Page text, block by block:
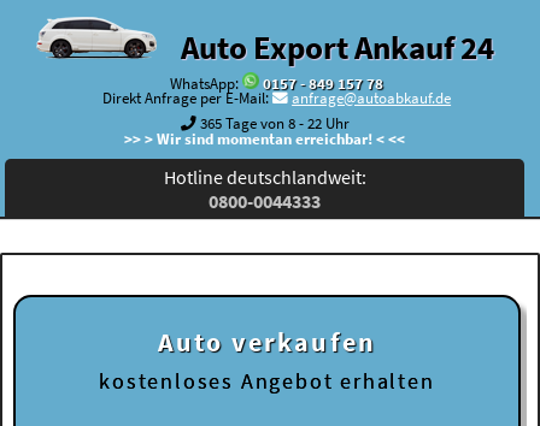
Auto Export Ankauf 24
WhatsApp:
0157 - 849 157 78
Direkt Anfrage per E-Mail:
anfrage@autoabkauf.de
365 Tage von 8 - 22 Uhr
>> > Wir sind momentan erreichbar! < <<
Hotline deutschlandweit:
0800-0044333
Auto verkaufen
kostenloses Angebot erhalten